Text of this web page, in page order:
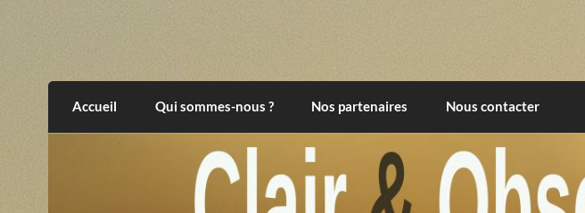
Clair et Obscur
Accueil Qui sommes-nous ? Nos partenaires Nous contacter